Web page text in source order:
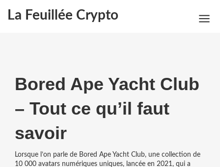
La Feuillée Crypto
Bored Ape Yacht Club
– Tout ce qu’il faut
savoir
Lorsque l’on parle de Bored Ape Yacht Club, une collection de
10 000 avatars numériques uniques, lancée en 2021, qui a